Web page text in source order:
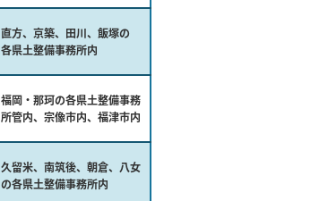
直方、京築、田川、飯塚の
各県土整備事務所内
福岡・那珂の各県土整備事務
所管内、宗像市内、福津市内
久留米、南筑後、朝倉、八女
の各県土整備事務所内